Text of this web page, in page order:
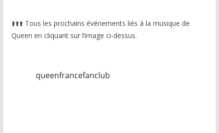
⬆️⬆️⬆️ Tous les prochains événements liés à la musique de
Queen en cliquant sur l’image ci-dessus.
queenfrancefanclub